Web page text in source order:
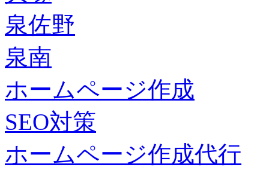
泉佐野
泉南
ホームページ作成
SEO対策
ホームページ作成代行